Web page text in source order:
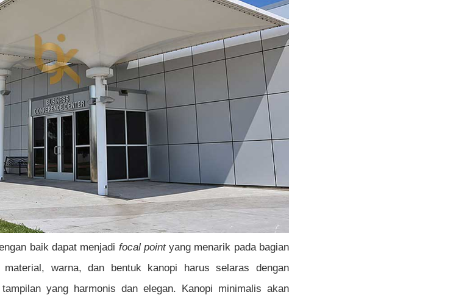
baik dapat menjadi focal pointyang menarik pada bagian
warna, dan bentuk kanopi harus selaras dengan
yang harmonis dan elegan. Kanopi minimalis akan